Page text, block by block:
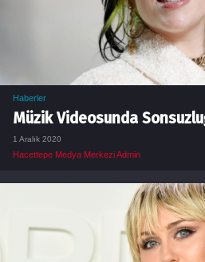
Haberler
Müzik Videosunda
1 Aralık 2020
Hacettepe Medya Merkezi Admin